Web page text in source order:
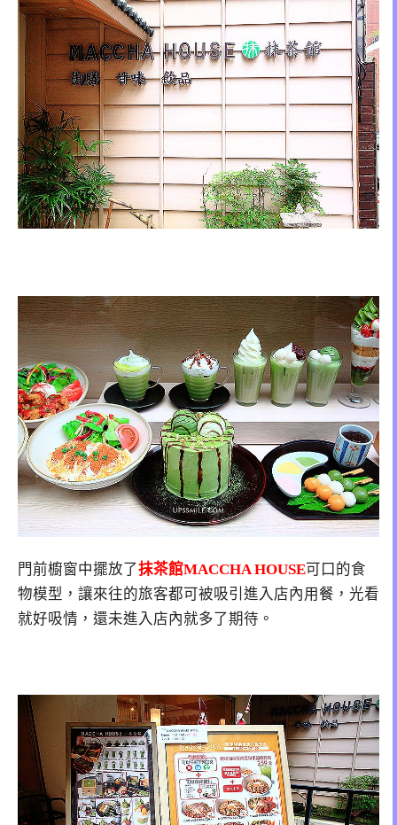
門前櫥窗中擺放了抹茶館MACCHA HOUSE可口的食
物模型，讓來往的旅客都可被吸引進入店內用餐，光看
就好吸情，還未進入店內就多了期待。